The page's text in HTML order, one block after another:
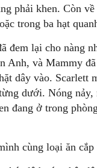
phải khen. Còn
trong ba hạt
đem lại cho nàng
Anh, và Mammy
dây vào. Scarlett
dưới. Nóng
đang ở trong
cùng loại ăn